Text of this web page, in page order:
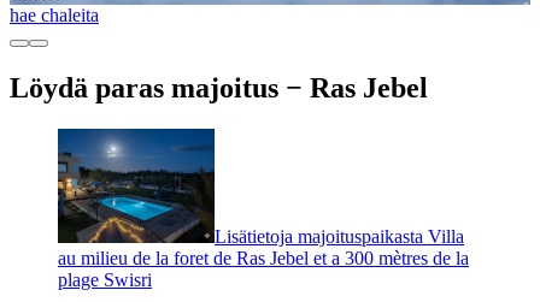
hae chaleita
Löydä paras majoitus − Ras Jebel
Lisätietoja majoituspaikasta Villa
au milieu de la foret de Ras Jebel et a 300 mètres de la
plage Swisri